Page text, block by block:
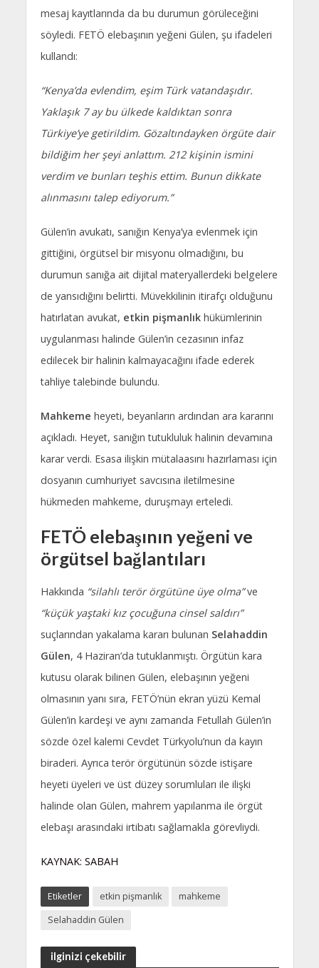
mesaj kayıtlarında da bu durumun görüleceğini
söyledi. FETÖ elebaşının yeğeni Gülen, şu ifadeleri
kullandı:
“Kenya’da evlendim, eşim Türk vatandaşıdır.
Yaklaşık 7 ay bu ülkede kaldıktan sonra
Türkiye’ye getirildim. Gözaltındayken örgüte dair
bildiğim her şeyi anlattım. 212 kişinin ismini
verdim ve bunları teşhis ettim. Bunun dikkate
alınmasını talep ediyorum.”
Gülen’in avukatı, sanığın Kenya’ya evlenmek için
gittiğini, örgütsel bir misyonu olmadığını, bu
durumun sanığa ait dijital materyallerdeki belgelere
de yansıdığını belirtti. Müvekkilinin itirafçı olduğunu
hatırlatan avukat, etkin pişmanlıkhükümlerinin
uygulanması halinde Gülen’in cezasının infaz
edilecek bir halinin kalmayacağını ifade ederek
tahliye talebinde bulundu.
Mahkeme heyeti, beyanların ardından ara kararını
açıkladı. Heyet, sanığın tutukluluk halinin devamına
karar verdi. Esasa ilişkin mütalaasını hazırlaması için
dosyanın cumhuriyet savcısına iletilmesine
hükmeden mahkeme, duruşmayı erteledi.
FETÖ elebaşının yeğeni ve
örgütsel bağlantıları
Hakkında “silahlı terör örgütüne üye olma”ve
“küçük yaştaki kız çocuğuna cinsel saldırı”
suçlarından yakalama kararı bulunan Selahaddin
Gülen, 4 Haziran’da tutuklanmıştı. Örgütün kara
kutusu olarak bilinen Gülen, elebaşının yeğeni
olmasının yanı sıra, FETÖ’nün ekran yüzü Kemal
Gülen’in kardeşi ve aynı zamanda Fetullah Gülen’in
sözde özel kalemi Cevdet Türkyolu’nun da kayın
biraderi. Ayrıca terör örgütünün sözde istişare
heyeti üyeleri ve üst düzey sorumluları ile ilişki
halinde olan Gülen, mahrem yapılanma ile örgüt
elebaşı arasındaki irtibatı sağlamakla görevliydi.
KAYNAK: SABAH
Etiketler etkin pişmanlık
mahkeme
Selahaddin Gülen
ilginizi çekebilir